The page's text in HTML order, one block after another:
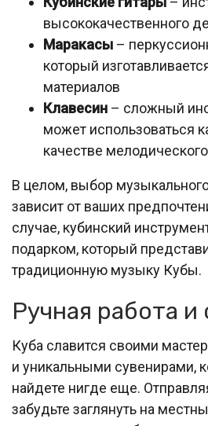
высококачественного
Маракасы –
который
материалов
Клавесин – сложный
может использоваться
качестве
В целом, выбор
зависит от ваших
случае, кубинский
подарком, который
традиционную музыку Кубы.
Ручная работа и
Куба славится своими
и уникальными сувенирами,
найдете нигде еще.
забудьте заглянуть на